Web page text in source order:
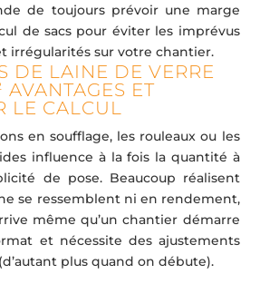
de toujours prévoir une marge
de sacs pour éviter les imprévus
irrégularités sur votre chantier.
DE LAINE DE VERRE
AVANTAGES ET
LE CALCUL
en soufflage, les rouleaux ou les
influence à la fois la quantité à
de pose. Beaucoup réalisent
se ressemblent ni en rendement,
même qu’un chantier démarre
et nécessite des ajustements
plus quand on débute).